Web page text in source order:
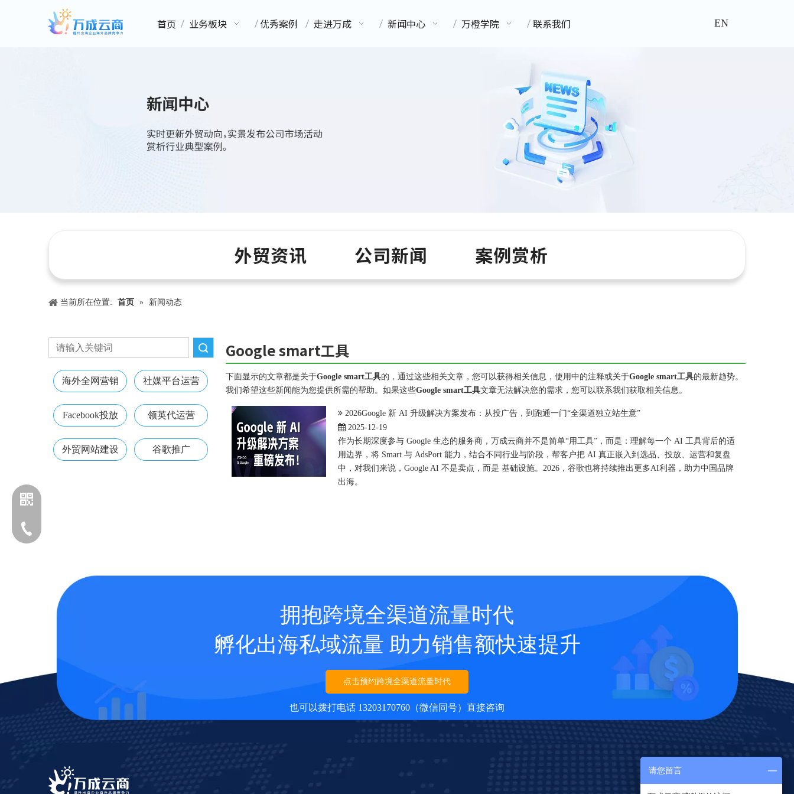
首页 业务板块 优秀案例 走进万成 新闻中心 万橙学院 联系我们 EN
外贸资讯 公司新闻 案例赏析
当前所在位置: 首页 » 新闻动态
海外全网营销 社媒平台运营
Facebook投放 领英代运营
外贸网站建设 谷歌推广
Google smart工具
下面显示的文章都是关于Google smart工具的，通过这些相关文章，您可以获得相关信息，使用中的注释或关于Google smart工具的最新趋势。
我们希望这些新闻能为您提供所需的帮助。如果这些Google smart工具文章无法解决您的需求，您可以联系我们获取相关信息。
2026Google 新 AI 升级解决方案发布：从投广告，到跑通一门“全渠道独立站生意”
2025-12-19
作为长期深度参与 Google 生态的服务商，万成云商并不是简单“用工具”，而是：理解每一个 AI 工具背后的适
用边界，将 Smart 与 AdsPort 能力，结合不同行业与阶段，帮客户把 AI 真正嵌入到选品、投放、运营和复盘
中，对我们来说，Google AI 不是卖点，而是 基础设施。2026，谷歌也将持续推出更多AI利器，助力中国品牌
出海。
拥抱跨境全渠道流量时代
孵化出海私域流量 助力销售额快速提升
点击预约跨境全渠道流量时代
也可以拨打电话 13203170760（微信同号）直接咨询
请您留言